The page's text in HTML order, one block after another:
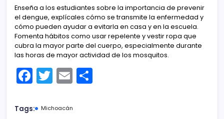
Enseña a los estudiantes sobre la importancia de prevenir
el dengue, explícales cómo se transmite la enfermedad y
cómo pueden ayudar a evitarla en casa y en la escuela.
Fomenta hábitos como usar repelente y vestir ropa que
cubra la mayor parte del cuerpo, especialmente durante
las horas de mayor actividad de los mosquitos.
F
a
c
T
w
itt
E
m
Tags: Michoacán